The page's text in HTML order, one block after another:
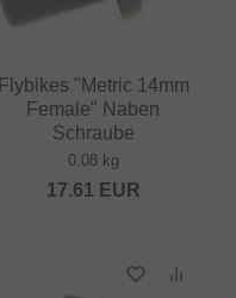
Flybikes "Metric 14mm
Female" Naben
Schraube
0.08 kg
17.61 EUR